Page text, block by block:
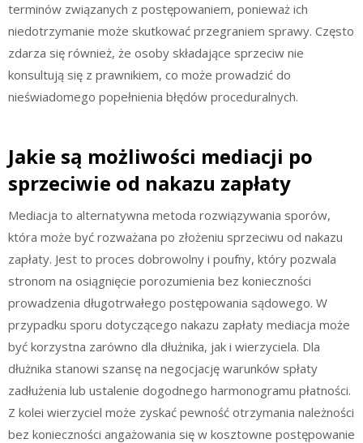
terminów związanych z postępowaniem, ponieważ ich
niedotrzymanie może skutkować przegraniem sprawy. Często
zdarza się również, że osoby składające sprzeciw nie
konsultują się z prawnikiem, co może prowadzić do
nieświadomego popełnienia błędów proceduralnych.
Jakie są możliwości mediacji po
sprzeciwie od nakazu zapłaty
Mediacja to alternatywna metoda rozwiązywania sporów,
która może być rozważana po złożeniu sprzeciwu od nakazu
zapłaty. Jest to proces dobrowolny i poufny, który pozwala
stronom na osiągnięcie porozumienia bez konieczności
prowadzenia długotrwałego postępowania sądowego. W
przypadku sporu dotyczącego nakazu zapłaty mediacja może
być korzystna zarówno dla dłużnika, jak i wierzyciela. Dla
dłużnika stanowi szansę na negocjację warunków spłaty
zadłużenia lub ustalenie dogodnego harmonogramu płatności.
Z kolei wierzyciel może zyskać pewność otrzymania należności
bez konieczności angażowania się w kosztowne postępowanie